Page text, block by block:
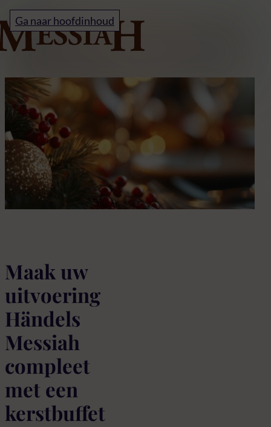
Ga naar hoofdinhoud Home
Kerstbuffet
Maak uw
uitvoering
Händels
Messiah
compleet
met een
kerstbuffet